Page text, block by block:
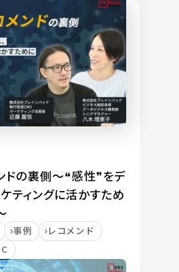
ドの裏側～❝感性❞をデ
ティングに活かすため
事例
レコメンド